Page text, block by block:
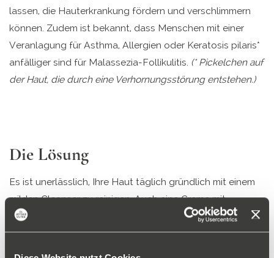
lassen, die Hauterkrankung fördern und verschlimmern
können. Zudem ist bekannt, dass Menschen mit einer
Veranlagung für Asthma, Allergien oder Keratosis pilaris*
anfälliger sind für Malassezia-Follikulitis. (* Pickelchen auf
der Haut, die durch eine Verhornungsstörung entstehen.)
Die Lösung
Es ist unerlässlich, Ihre Haut täglich gründlich mit einem
milden Cleanser zu reinigen. Auch eine Creme mit
beruhigenden und die Hautbarriere regenerierenden
Inhaltsstoffen wie Niacinamid ist wichtig. DieMoisturizers